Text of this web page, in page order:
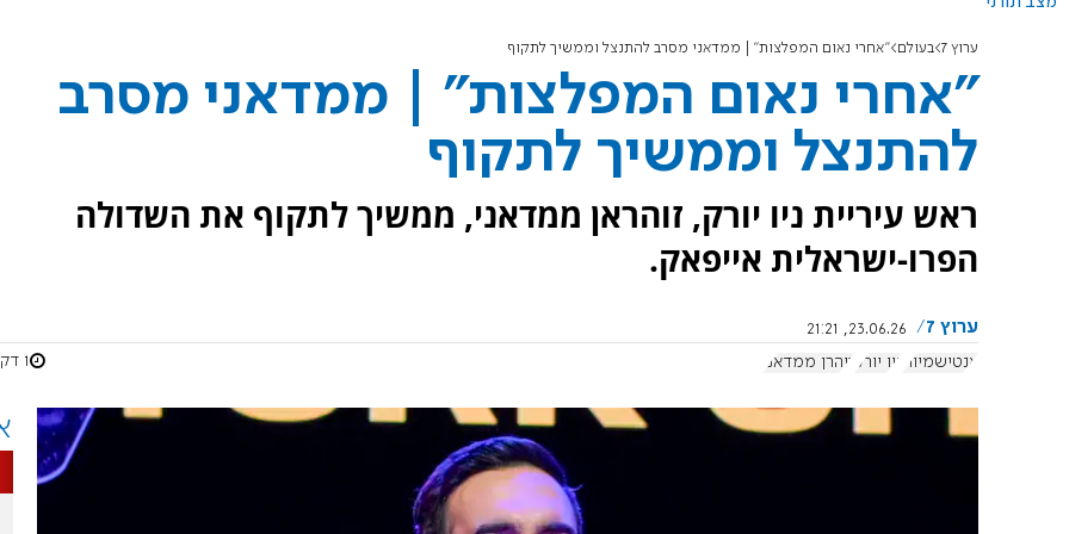
ערוץ 7 בעולם "אחרי נאום המפלצות" | ממדאני מסרב להתנצל וממשיך לתקוף
"אחרי נאום המפלצות" | ממדאני מסרב
להתנצל וממשיך לתקוף
ראש עיריית ניו יורק, זוהראן ממדאני, ממשיך לתקוף את השדולה
הפרו-ישראלית אייפאק.
ערוץ 7
23.06.26, 21:21
אנטישמיות
ניו יורק זוהרן ממדאני 1 דקות